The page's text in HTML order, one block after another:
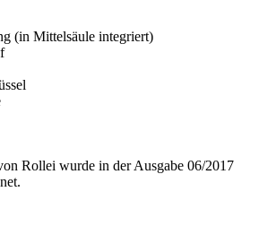
(in Mittelsäule integriert)
Rollei wurde in der Ausgabe 06/2017